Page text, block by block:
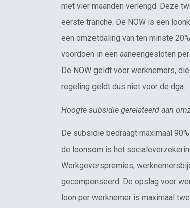
met vier maanden verlengd. Deze
eerste tranche. De NOW is een
een omzetdaling van ten minste
voordoen in een aaneengesloten
De NOW geldt voor werknemers,
regeling geldt dus niet voor de dga.
Hoogte subsidie gerelateerd aan
De subsidie bedraagt maximaal
de loonsom is het
Werkgeverspremies,
gecompenseerd. De opslag voor
loon per werknemer is maximaal